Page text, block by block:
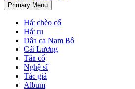
Primary Menu
Hát chèo cổ
Hát ru
Dân ca Nam Bộ
Cải Lương
Tân cổ
Nghệ sĩ
Tác giả
Album